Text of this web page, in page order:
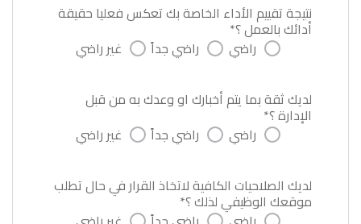
نتيجة تقييم الأداء الخاصة بك تعكس فعليا حقيقة
أدائك بالعمل ؟*
راضي راضي جداً غير راضي
لديك ثقة بما يتم أخبارك او وعدك به من قبل
الإدارة ؟*
راضي راضي جداً غير راضي
لديك الصلاحيات الكافية لاتخاذ القرار في حال تطلب
موقعك الوظيفي لذلك ؟*